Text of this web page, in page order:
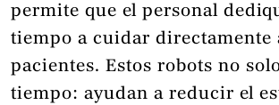
permite que el personal
tiempo a cuidar directamente
pacientes. Estos robots no
tiempo: ayudan a reducir el